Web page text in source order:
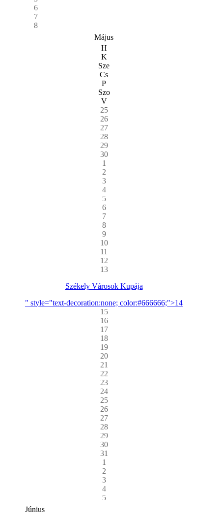
6
7
8
Május
H
K
Sze
Cs
P
Szo
V
25
26
27
28
29
30
1
2
3
4
5
6
7
8
9
10
11
12
13
Székely Városok Kupája
" style="text-decoration:none; color:#666666;">14
15
16
17
18
19
20
21
22
23
24
25
26
27
28
29
30
31
1
2
3
4
5
Június